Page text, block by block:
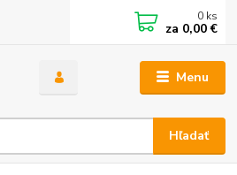
Menu
Hľadať
0 ks
za 0,00 €